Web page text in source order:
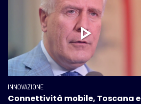
INNOVAZIONE
Connettività mobile, Toscana e